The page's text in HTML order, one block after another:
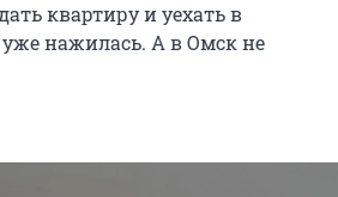
квартиру и уехать в
нажилась. А в Омск не